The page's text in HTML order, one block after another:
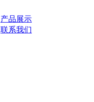
产品展示
联系我们